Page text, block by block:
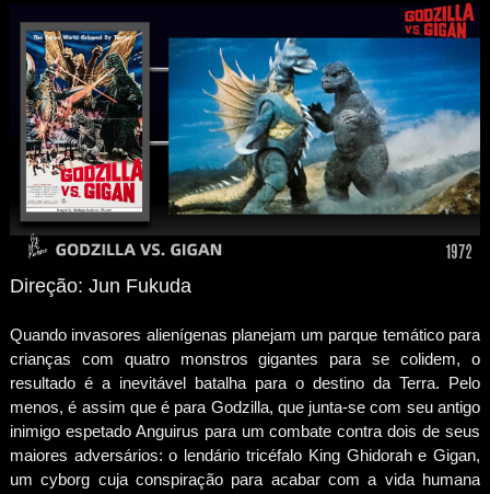
Direção: Jun Fukuda
Quando invasores alienígenas planejam um parque temático para
crianças com quatro monstros gigantes para se colidem, o
resultado é a inevitável batalha para o destino da Terra. Pelo
menos, é assim que é para Godzilla, que junta-se com seu antigo
inimigo espetado Anguirus para um combate contra dois de seus
maiores adversários: o lendário tricéfalo King Ghidorah e Gigan,
um cyborg cuja conspiração para acabar com a vida humana